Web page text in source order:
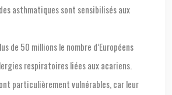
asthmatiques sont sensibilisés aux
de 50 millions le nombre d’Européens
respiratoires liées aux acariens.
particulièrement vulnérables, car leur